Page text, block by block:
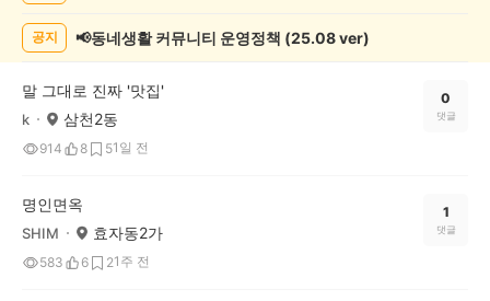
글
공지 📢동네생활 커뮤니티 운영정책 (25.08 ver)
말 그대로 진짜 '맛집'
k 삼천2동
914 8 51일 전
0
댓글
명인면옥
SHIM 효자동2가
583 6 21주 전
1
댓글